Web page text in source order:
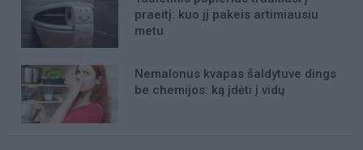
praeitį: kuo jį pakeis artimiausiu
metu
Nemalonus kvapas šaldytuve dings
be chemijos: ką įdėti į vidų